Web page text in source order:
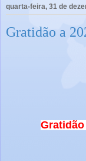
quarta-feira, 31 de
Gratidão a
Gratidão